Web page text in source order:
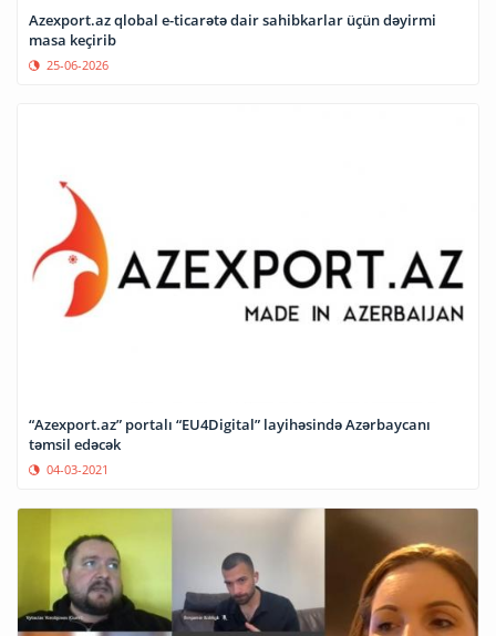
Azexport.az qlobal e-ticarətə dair sahibkarlar üçün dəyirmi
masa keçirib
25-06-2026
“Azexport.az” portalı “EU4Digital” layihəsində Azərbaycanı
təmsil edəcək
04-03-2021